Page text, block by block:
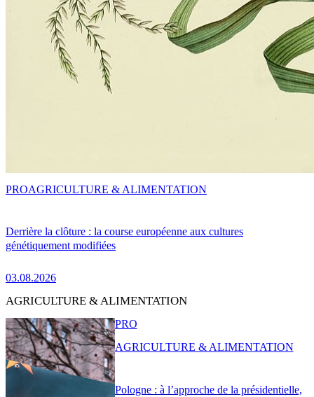
Derrière la clôture : la course européenne aux cultures
génétiquement modifiées
03.08.2026
PROAGRICULTURE & ALIMENTATION
AGRICULTURE & ALIMENTATION
Pologne : à l’approche de la présidentielle,
PRO
AGRICULTURE & ALIMENTATION